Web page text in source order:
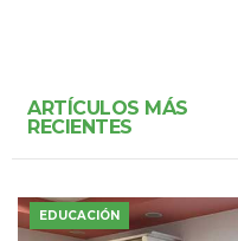
ARTÍCULOS MÁS
RECIENTES
EDUCACIÓN